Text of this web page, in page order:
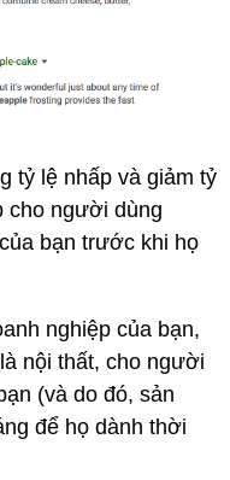
tỷ lệ nhấp và giảm tỷ
cho người dùng
bạn trước khi họ
nghiệp của bạn,
nội thất, cho người
(và do đó, sản
để họ dành thời